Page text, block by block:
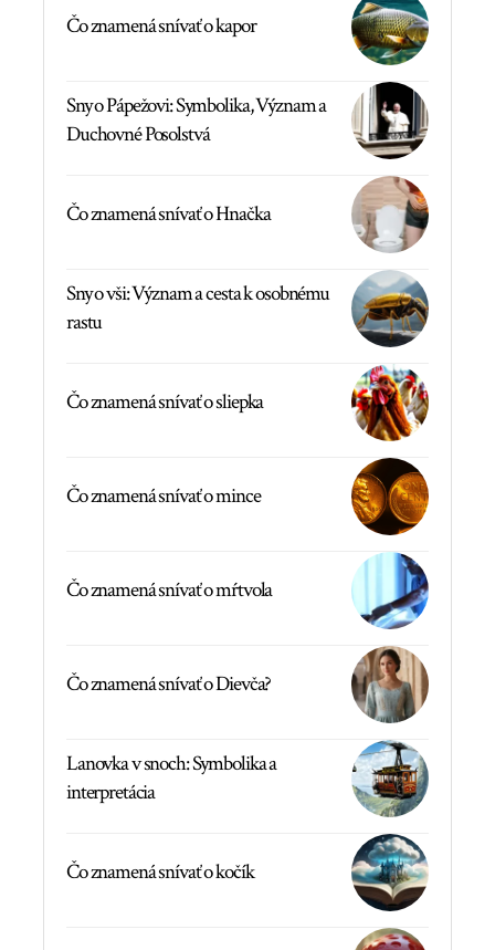
Čo znamená snívať o kapor
Sny o Pápežovi: Symbolika, Význam a
Duchovné Posolstvá
Čo znamená snívať o Hnačka
Sny o vši: Význam a cesta k osobnému
rastu
Čo znamená snívať o sliepka
Čo znamená snívať o mince
Čo znamená snívať o mŕtvola
Čo znamená snívať o Dievča?
Lanovka v snoch: Symbolika a
interpretácia
Čo znamená snívať o kočík